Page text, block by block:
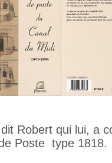
Robert qui lui, a
Poste type 1818.